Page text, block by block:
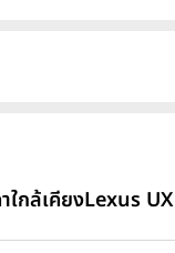
ใกล้เคียงLexus UX